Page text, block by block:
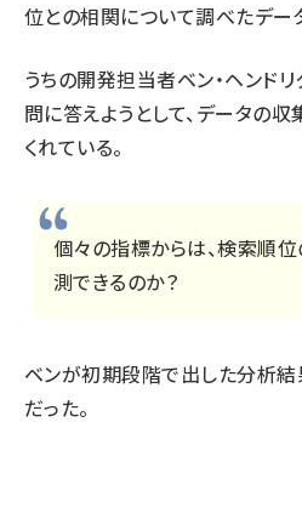
位との相関について調べたデー
うちの開発担当者ベン・ヘンド
問に答えようとして、データの
くれている。
個々の指標からは、検索順
測できるのか？
ベンが初期段階で出した分析
だった。